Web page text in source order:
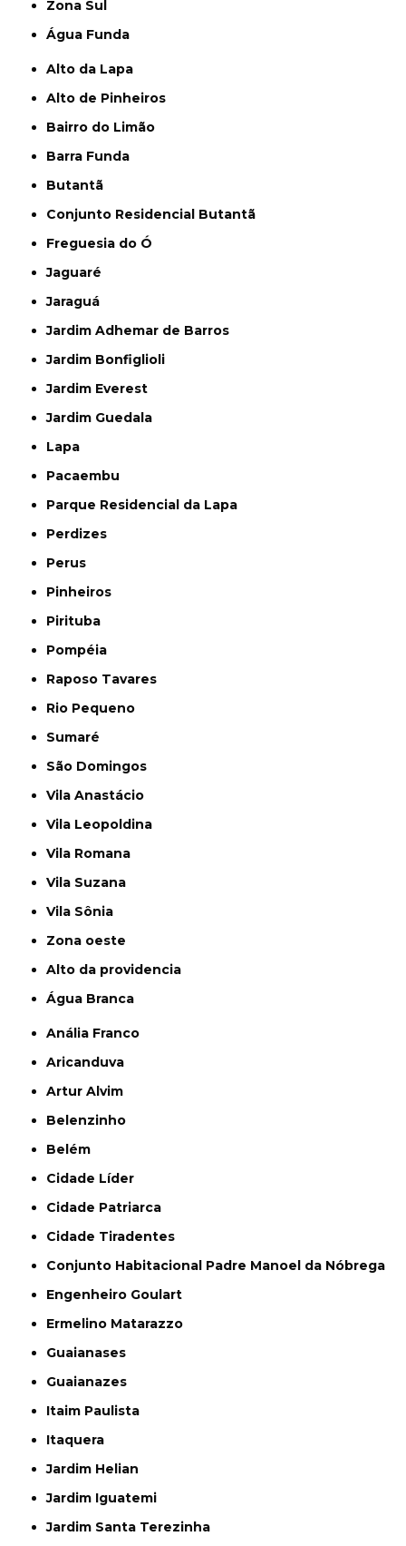
Zona Sul
Água Funda
Alto da Lapa
Alto de Pinheiros
Bairro do Limão
Barra Funda
Butantã
Conjunto Residencial Butantã
Freguesia do Ó
Jaguaré
Jaraguá
Jardim Adhemar de Barros
Jardim Bonfiglioli
Jardim Everest
Jardim Guedala
Lapa
Pacaembu
Parque Residencial da Lapa
Perdizes
Perus
Pinheiros
Pirituba
Pompéia
Raposo Tavares
Rio Pequeno
Sumaré
São Domingos
Vila Anastácio
Vila Leopoldina
Vila Romana
Vila Suzana
Vila Sônia
Zona oeste
alto da providencia
Água Branca
Anália Franco
Aricanduva
Artur Alvim
Belenzinho
Belém
Cidade Líder
Cidade Patriarca
Cidade Tiradentes
Conjunto Habitacional Padre Manoel da Nóbrega
Engenheiro Goulart
Ermelino Matarazzo
Guaianases
Guaianazes
Itaim Paulista
Itaquera
Jardim Helian
Jardim Iguatemi
Jardim Santa Terezinha